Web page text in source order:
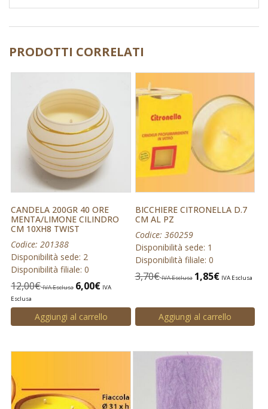
PRODOTTI CORRELATI
CANDELA 200GR 40 ORE
MENTA/LIMONE CILINDRO
CM 10XH8 TWIST
Codice: 201388
Disponibilità sede: 2
Disponibilità filiale: 0
12,00€ IVA Esclusa 6,00€ IVA
Esclusa
Aggiungi al carrello
BICCHIERE CITRONELLA D.7
CM AL PZ
Codice: 360259
Disponibilità sede: 1
Disponibilità filiale: 0
3,70€ IVA Esclusa 1,85€ IVA Esclusa
Aggiungi al carrello